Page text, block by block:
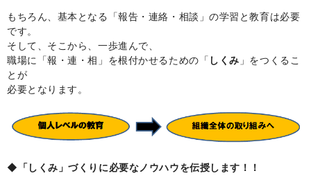
もちろん、基本となる「報告・連絡・相談」の学習と教育は必要
です。
そして、そこから、一歩進んで、
職場に「報・連・相」を根付かせるための「 しくみ 」をつくるこ
とが
必要となります。
◆「しくみ」づくりに必要なノウハウを伝授します！！